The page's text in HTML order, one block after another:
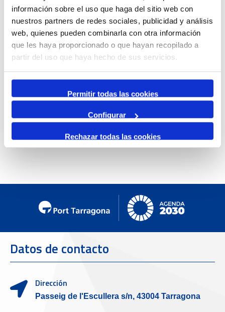
información sobre el uso que haga del sitio web con
nuestros partners de redes sociales, publicidad y análisis
web, quienes pueden combinarla con otra información
que les haya proporcionado o que hayan recopilado a
partir del uso que haya hecho de sus servicios.
Permitir todas las cookies
Configurar
Rechazar todas las cookies
Mensual
Ir al mes específico
Día Anterior
Siguiente Día
Datos de contacto
Dirección
Passeig de l'Escullera s/n, 43004 Tarragona